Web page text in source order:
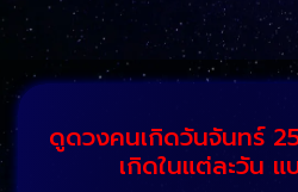
ดูดวงคนเกิดวันจันทร์
เกิดในแต่ละวัน